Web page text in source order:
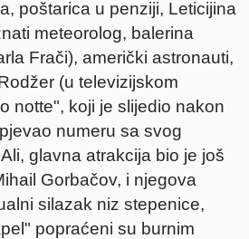
poštarica u penziji, Leticijina
meteorolog, balerina
Frači), američki astronauti,
(u televizijskom
notte", koji je slijedio nakon
numeru sa svog
glavna atrakcija bio je još
Gorbačov, i njegova
silazak niz stepenice,
popraćeni su burnim